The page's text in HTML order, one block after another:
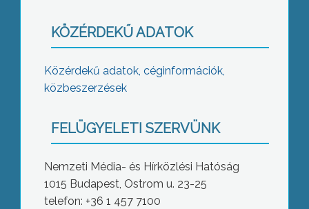
KÖZÉRDEKŰ ADATOK
Közérdekű adatok, céginformációk,
közbeszerzések
FELÜGYELETI SZERVÜNK
Nemzeti Média- és Hírközlési Hatóság
1015 Budapest, Ostrom u. 23-25
telefon: +36 1 457 7100